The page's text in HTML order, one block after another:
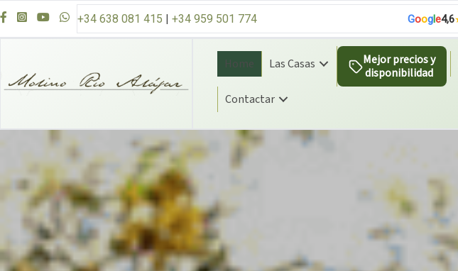
Ir al contenido
+34 638 081 415 | +34 959 501 774 Google4,6
Home Las Casas
Mejor precios y
disponibilidad
Contactar